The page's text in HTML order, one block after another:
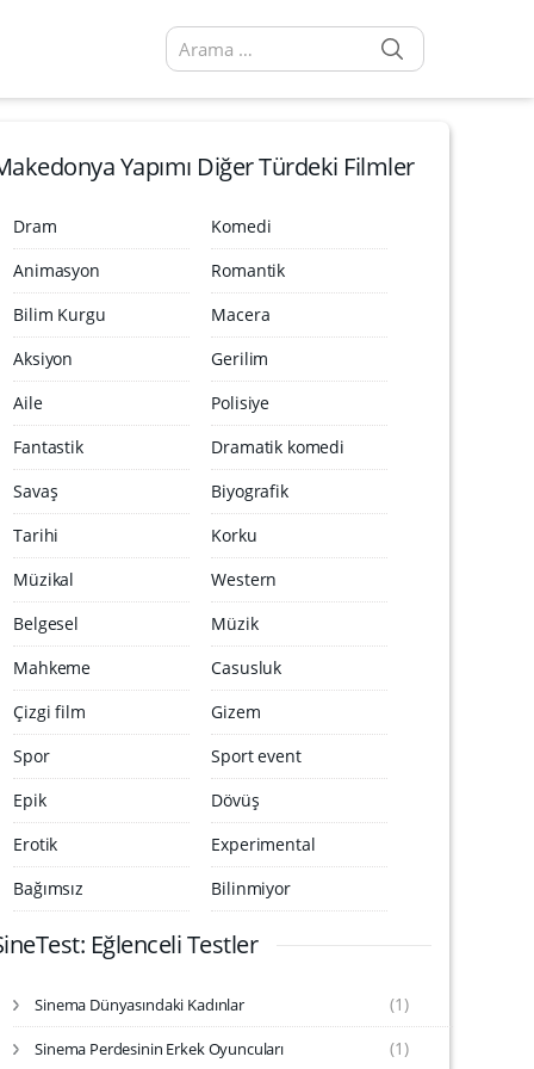
Arama sonuçları:
Yapımı Diğer Türdeki Filmler
Dram
Komedi
Animasyon
Romantik
Bilim Kurgu
Macera
Aksiyon
Gerilim
Aile
Polisiye
Fantastik
Dramatik komedi
Savaş
Biyografik
Tarihi
Korku
Müzikal
Western
Belgesel
Müzik
Mahkeme
Casusluk
Çizgi film
Gizem
Spor
Sport event
Epik
Dövüş
Erotik
Experimental
Bağımsız
Bilinmiyor
Eğlenceli Testler
Sinema Dünyasındaki Kadınlar (1)
Sinema Perdesinin Erkek Oyuncuları (1)